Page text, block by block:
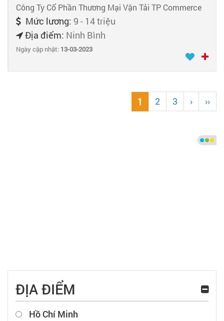
Công Ty Cổ Phần Thương Mại Vận Tải TP Commerce
Mức lương: 9 - 14 triệu
Địa điểm: Ninh Bình
Ngày cập nhật: 13-03-2023
1 2 3 › ››
ĐỊA ĐIỂM
Hồ Chí Minh